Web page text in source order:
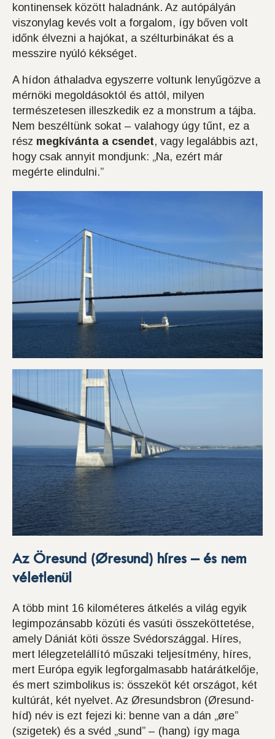
kontinensek között haladnánk. Az autópályán
viszonylag kevés volt a forgalom, így bőven volt
időnk élvezni a hajókat, a szélturbinákat és a
messzire nyúló kékséget.
A hídon áthaladva egyszerre voltunk lenyűgözve a
mérnöki megoldásoktól és attól, milyen
természetesen illeszkedik ez a monstrum a tájba.
Nem beszéltünk sokat – valahogy úgy tűnt, ez a
rész megkívánta a csendet, vagy legalábbis azt,
hogy csak annyit mondjunk: „Na, ezért már
megérte elindulni.”
Az Öresund (Øresund) híres – és nem
véletlenül
A több mint 16 kilométeres átkelés a világ egyik
legimpozánsabb közúti és vasúti összeköttetése,
amely Dániát köti össze Svédországgal. Híres,
mert lélegzetelállító műszaki teljesítmény, híres,
mert Európa egyik legforgalmasabb határátkelője,
és mert szimbolikus is: összeköt két országot, két
kultúrát, két nyelvet. Az Øresundsbron (Øresund-
híd) név is ezt fejezi ki: benne van a dán „øre”
(szigetek) és a svéd „sund” – (hang) így maga